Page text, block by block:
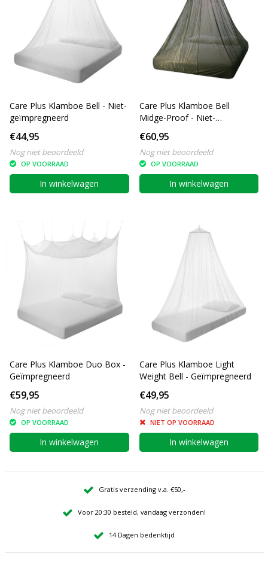
Care Plus Klamboe Bell - Niet-
geïmpregneerd
€44,95
Nog niet beoordeeld
OP VOORRAAD
In winkelwagen
Care Plus Klamboe Bell
Midge-Proof - Niet-
€60,95
Nog niet beoordeeld
OP VOORRAAD
In winkelwagen
Care Plus Klamboe Duo Box -
Geïmpregneerd
€59,95
Nog niet beoordeeld
OP VOORRAAD
In winkelwagen
Care Plus Klamboe Light
Weight Bell - Geïmpregneerd
€49,95
Nog niet beoordeeld
NIET OP VOORRAAD
In winkelwagen
Gratis verzending v.a. €50,-
Voor 20:30 besteld, vandaag verzonden!
14 Dagen bedenktijd